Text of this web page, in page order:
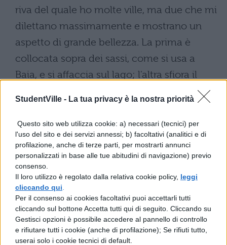
StudentVille - La tua privacy è la nostra priorità
Questo sito web utilizza cookie: a) necessari (tecnici) per
l'uso del sito e dei servizi annessi; b) facoltativi (analitici e di
profilazione, anche di terze parti, per mostrarti annunci
personalizzati in base alle tue abitudini di navigazione) previo
consenso.
Il loro utilizzo è regolato dalla relativa cookie policy, leggi
cliccando qui
Per il consenso ai cookies facoltativi puoi accettarli tutti
cliccando sul bottone Accetta tutti qui di seguito. Cliccando su
Gestisci opzioni è possibile accedere al pannello di controllo
e rifiutare tutti i cookie (anche di profilazione); Se rifiuti tutto,
userai solo i cookie tecnici di default.
riva del quale ho molte ville, ma due che mi
dilettano massimamente e mostrano un
aspetto di grande bellezza. La prima è
collocata sopra dei sassi, come si usa a
Baia, e si affaccia sul lago; l'altra sfiora il
lago. Entrambe offrono la loro amenità e
per me, il padrone, sono piacevoli per la
diversità. Questa si trovo vicino al lago,
quella offre una magnifica vista. La prima,
che è situata sui sassi presso il bosco, mi
diletta poiché ha un porticato spazioso e
dal colle lascia vedere i pescatori, la
seconda, che si trova presso l'acqua, poiché
infrange le onde e ha un viale dritto sulla
riva. Stammi bene.